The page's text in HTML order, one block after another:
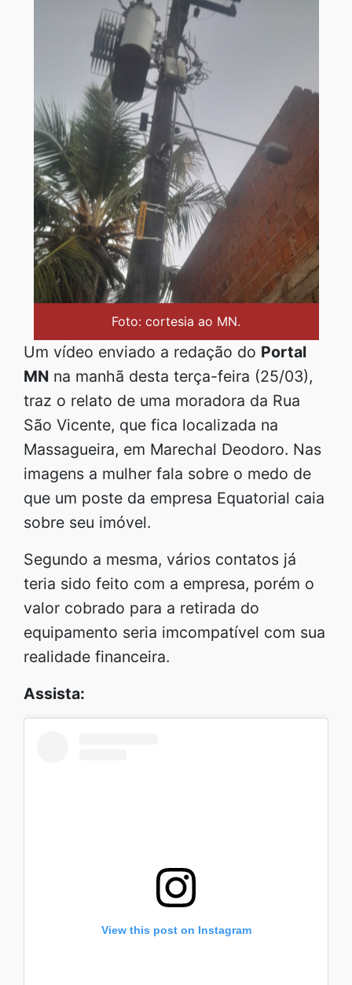
Foto: cortesia ao MN.
Um vídeo enviado a redação do Portal
MN na manhã desta terça-feira (25/03),
traz o relato de uma moradora da Rua
São Vicente, que fica localizada na
Massagueira, em Marechal Deodoro. Nas
imagens a mulher fala sobre o medo de
que um poste da empresa Equatorial caia
sobre seu imóvel.
Segundo a mesma, vários contatos já
teria sido feito com a empresa, porém o
valor cobrado para a retirada do
equipamento seria imcompatível com sua
realidade financeira.
Assista:
View this post on Instagram